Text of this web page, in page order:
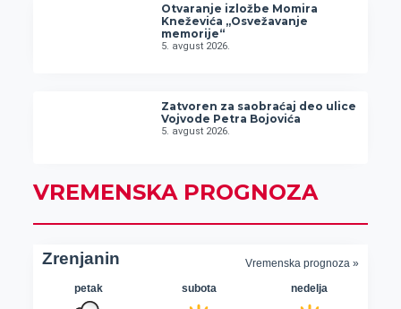
Otvaranje izložbe Momira
Kneževića „Osvežavanje
memorije“
5. avgust 2026.
Zatvoren za saobraćaj deo ulice
Vojvode Petra Bojovića
5. avgust 2026.
VREMENSKA PROGNOZA